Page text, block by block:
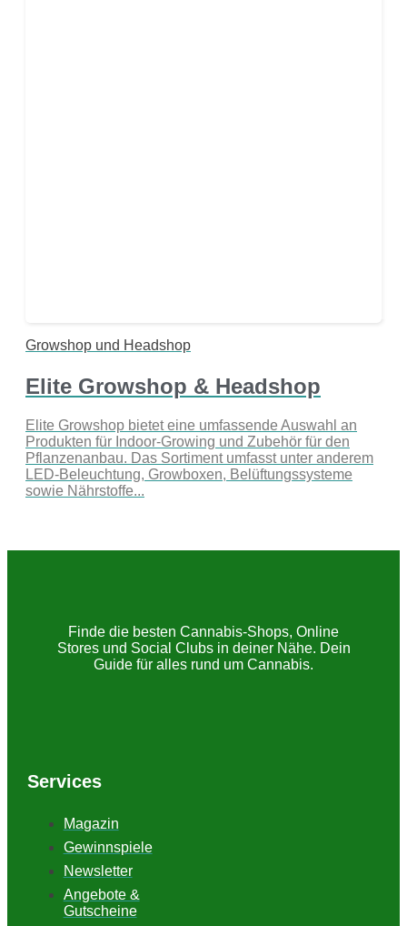
Growshop und Headshop
Elite Growshop & Headshop
Elite Growshop bietet eine umfassende Auswahl an
Produkten für Indoor-Growing und Zubehör für den
Pflanzenanbau. Das Sortiment umfasst unter anderem
LED-Beleuchtung, Growboxen, Belüftungssysteme
sowie Nährstoffe...
Finde die besten Cannabis-Shops, Online
Stores und Social Clubs in deiner Nähe. Dein
Guide für alles rund um Cannabis.
Services
Magazin
Gewinnspiele
Newsletter
Angebote &
Gutscheine